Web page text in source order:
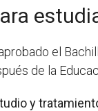
el
de la
y